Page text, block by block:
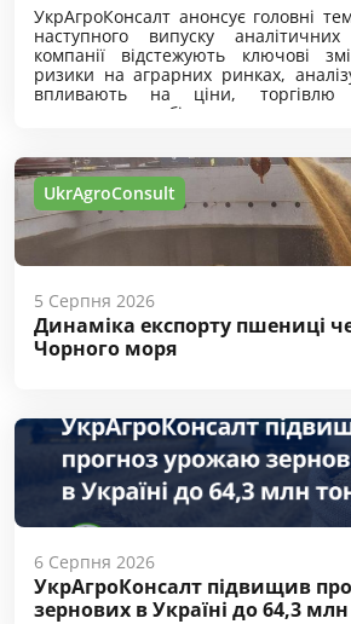
УкрАгроКонсалт анонсує головні
наступного випуску аналітичних
компанії відстежують ключові
ризики на аграрних ринках,
впливають на ціни, торгівлю
допомагають бізнесу
своєчасну ринкову аналітику для
UkrAgroConsult
5 Серпня 2026
Динаміка експорту пшениці
Чорного моря
6 Серпня 2026
УкрАгроКонсалт підвищив
зернових в Україні до 64,3